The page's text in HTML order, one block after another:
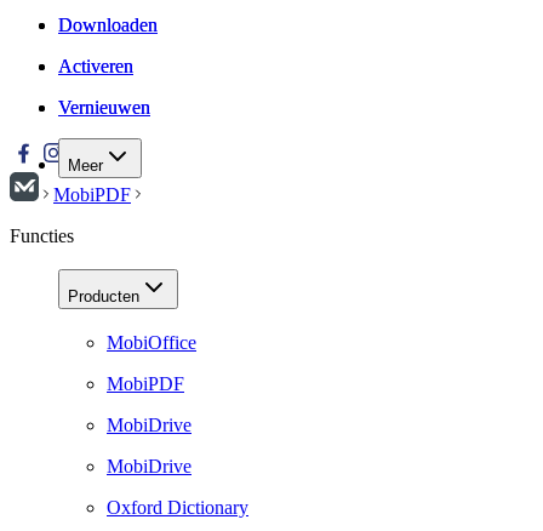
Downloaden
Activeren
Vernieuwen
Meer
Downloaden
Activeren
Vernieuwen
MobiPDF
Functies
Producten
MobiOffice
MobiPDF
MobiDrive
MobiDrive
Oxford Dictionary